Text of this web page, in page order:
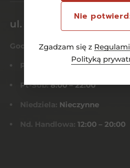
Nie
Zgadzam się z
Polityką
ul. Dworcowa 26/6
Godziny otwarcia
Pn-Czw: 8:00 – 21:00
Pt-Sob:8:00 – 22:00
Niedziela: Nieczynne
Nd. Handlowa: 12:00 – 20:00